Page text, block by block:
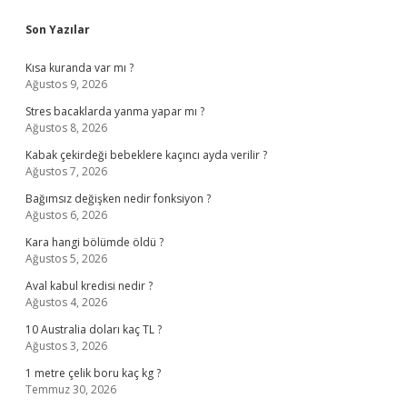
Sidebar
Son Yazılar
Kısa kuranda var mı ?
Ağustos 9, 2026
Stres bacaklarda yanma yapar mı ?
Ağustos 8, 2026
Kabak çekirdeği bebeklere kaçıncı ayda verilir ?
Ağustos 7, 2026
Bağımsız değişken nedir fonksiyon ?
Ağustos 6, 2026
Kara hangi bölümde öldü ?
Ağustos 5, 2026
Aval kabul kredisi nedir ?
Ağustos 4, 2026
10 Australia doları kaç TL ?
Ağustos 3, 2026
1 metre çelik boru kaç kg ?
Temmuz 30, 2026